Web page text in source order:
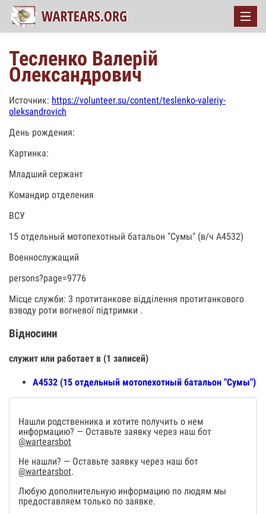
Тесленко Валерій
Олександрович
Источник: https://volunteer.su/content/teslenko-valeriy-
oleksandrovich
День рождения:
Картинка:
Младший сержант
Командир отделения
ВСУ
15 отдельный мотопехотный батальон "Сумы" (в/ч А4532)
Военнослужащий
persons?page=9776
Місце служби: 3 протитанкове відділення протитанкового
взводу роти вогневої підтримки .
Відносини
служит или работает в (1 записей)
А4532 (15 отдельный мотопехотный батальон "Сумы")
Нашли родственника и хотите получить о нем
информацию? — Оставьте заявку через наш бот
@wartearsbot
Не нашли? — Оставьте заявку через наш бот
@wartearsbot.
Любую дополнительную информацию по людям мы
предоставляем только по заявке.